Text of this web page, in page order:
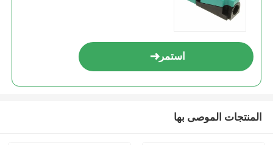
استمر
المنتجات الموصى بها